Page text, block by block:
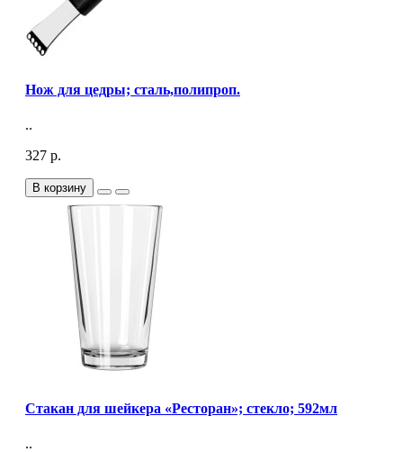
Нож для цедры; сталь,полипроп.
..
327 р.
В корзину
Стакан для шейкера «Ресторан»; стекло; 592мл
..